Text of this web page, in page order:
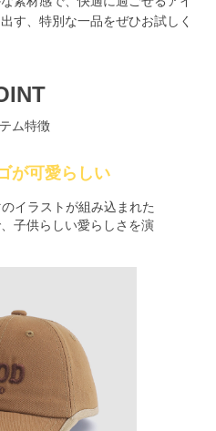
す、特別な一品をぜひお試しく
ム特徴
が可愛らしい
イラストが組み込まれた
子供らしい愛らしさを演